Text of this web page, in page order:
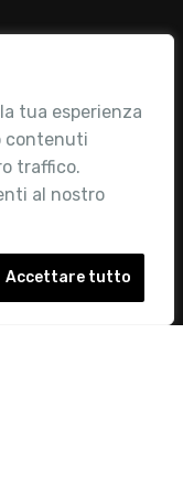
tua esperienza
contenuti
traffico.
al nostro
Accettare tutto